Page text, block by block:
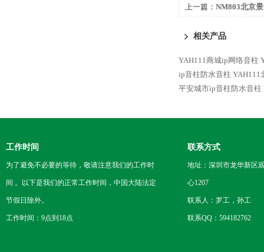
上一篇： NM803北京
相关产品
YAH111商城ip网络音柱
ip音柱防水音柱 YAH111
平安城市ip音柱防水音柱
工作时间
为了避免不必要的等待，敬请注意我们的工作时
间 。以下是我们的正常工作时间，中国大陆法定
节假日除外。
工作时间：9点到18点
联系方式
地址：深圳市龙华新区
心1207
联系人：罗工，孙工
联系QQ：594182762